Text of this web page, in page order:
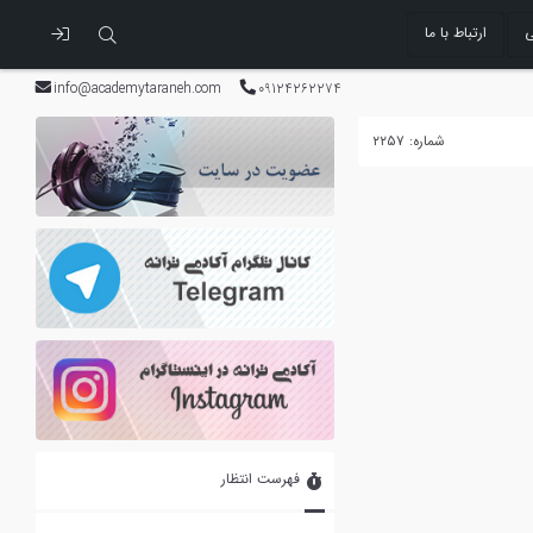
ارتباط با ما
09124262274
info@academytaraneh.com
شماره: ۲۲۵۷
فهرست انتظار